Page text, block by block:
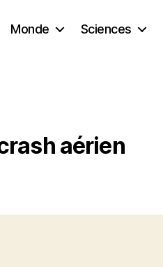
Monde Sciences
aérien